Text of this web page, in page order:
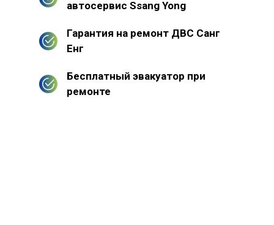
автосервис Ssang Yong
Гарантия на ремонт ДВС Санг
Енг
Бесплатный эвакуатор при
ремонте